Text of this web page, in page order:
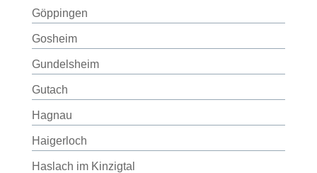
Göppingen
Gosheim
Gundelsheim
Gutach
Hagnau
Haigerloch
Haslach im Kinzigtal